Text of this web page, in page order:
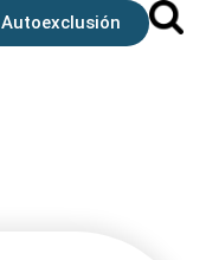
Autoexclusión